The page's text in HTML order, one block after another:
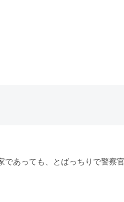
あっても、とばっちりで警察